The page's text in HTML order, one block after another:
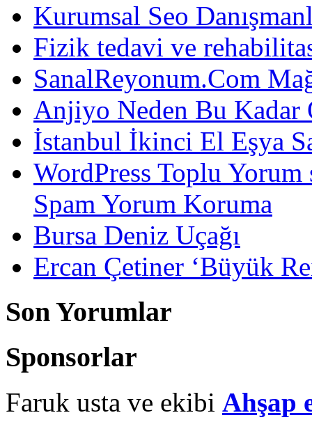
Kurumsal Seo
Fizik tedavi ve
SanalReyonum.Com
Anjiyo Neden Bu Kadar
İstanbul İkinci El Eşya
WordPress Toplu
Spam Yorum Koruma
Bursa Deniz Uçağı
Ercan Çetiner ‘Büyük
Son Yorumlar
Sponsorlar
Faruk usta ve ekibi Ahşap